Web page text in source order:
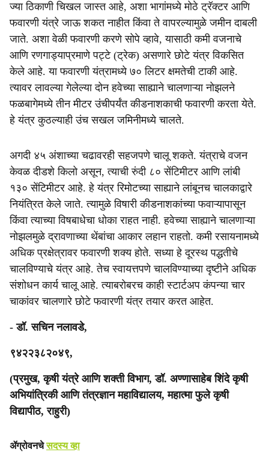
ज्या ठिकाणी चिखल जास्त आहे, अशा भागांमध्ये मोठे ट्रॅक्टर आणि
फवारणी यंत्रे जाऊ शकत नाहीत किंवा ते वापरल्यामुळे जमीन दाबली
जाते. अशा वेळी फवारणी करणे सोपे व्हावे, यासाठी कमी वजनाचे
आणि रणगाड्याप्रमाणे पट्टे (ट्रेक) असणारे छोटे यंत्र विकसित
केले आहे. या फवारणी यंत्रामध्ये ७० लिटर क्षमतेची टाकी आहे.
त्यावर लावल्या गेलेल्या दोन हवेच्या साह्याने चालणाऱ्या नोझलने
फळबागेमध्ये तीन मीटर उंचीपर्यंत कीडनाशकाची फवारणी करता येते.
हे यंत्र कुठल्याही उंच सखल जमिनीमध्ये चालते.
अगदी ४५ अंशाच्या चढावरही सहजपणे चालू शकते. यंत्राचे वजन
केवळ दीडशे किलो असून, त्याची रुंदी ८० सेंटिमीटर आणि लांबी
१३० सेंटिमीटर आहे. हे यंत्र रिमोटच्या साह्याने लांबूनच चालकाद्वारे
नियंत्रित केले जाते. त्यामुळे विषारी कीडनाशकांच्या फवाऱ्यापासून
किंवा त्याच्या विषबाधेचा धोका राहत नाही. हवेच्या साह्याने चालणाऱ्या
नोझलमुळे द्रावणाच्या थेंबांचा आकार लहान राहतो. कमी रसायनामध्ये
अधिक प्रक्षेत्रावर फवारणी शक्य होते. सध्या हे दूरस्थ पद्धतीचे
चालविण्याचे यंत्र आहे. तेच स्वायत्तपणे चालविण्याच्या दृष्टीने अधिक
संशोधन कार्य चालू आहे. त्याबरोबरच काही स्टार्टअप कंपन्या चार
चाकांवर चालणारे छोटे फवारणी यंत्र तयार करत आहेत.
- डॉ. सचिन नलावडे,
९४२२३८२०४९,
(प्रमुख, कृषी यंत्रे आणि शक्ती विभाग, डॉ. अण्णासाहेब शिंदे कृषी
अभियांत्रिकी आणि तंत्रज्ञान महाविद्यालय, महात्मा फुले कृषी
विद्यापीठ, राहुरी)
ॲग्रोवनचेसदस्य व्हा